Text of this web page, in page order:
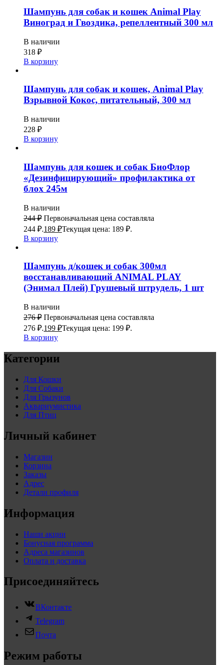
Шампунь для собак и кошек Animal Play
Виноград и Гвоздика, репеллентный 300 мл
В наличии
318 ₽
В корзину
Шампунь для собак и кошек, Animal Play
Взрывной Кокос, питательный, 300 мл
В наличии
228 ₽
В корзину
Шампунь для кошек и собак БиоФлор
«Дезинфицирующий» профилактика от
блох 245м
В наличии
244₽ Первоначальная цена составляла
244 ₽.189 ₽Текущая цена: 189 ₽.
В корзину
Шампунь д/кошек и собак 300мл
восстанавливающий ANIMAL PLAY
(Энимал Плей) Грушевый штрудель, 1 шт
В наличии
276₽ Первоначальная цена составляла
276 ₽.199 ₽Текущая цена: 199 ₽.
В корзину
Категории
Для Кошки
Для Собаки
Для Грызунов
Аквариумистика
Для Птиц
Личный кабинет
Магазин
Корзина
Заказы
Адрес
Детали профиля
Информация
Наши акции
Бонусная программа
Адреса магазинов
Оплата и доставка
Присоединяйтесь
ВКонтакте
Telegram
Почта
Режим работы